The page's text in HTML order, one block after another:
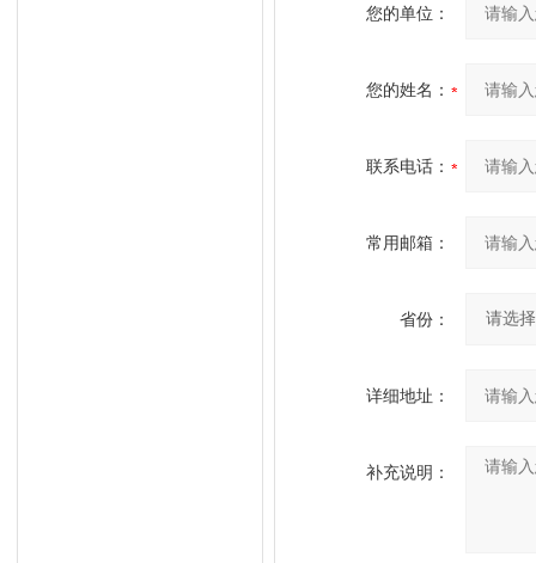
您的单位：
您的姓名：
联系电话：
常用邮箱：
省份：
详细地址：
补充说明：